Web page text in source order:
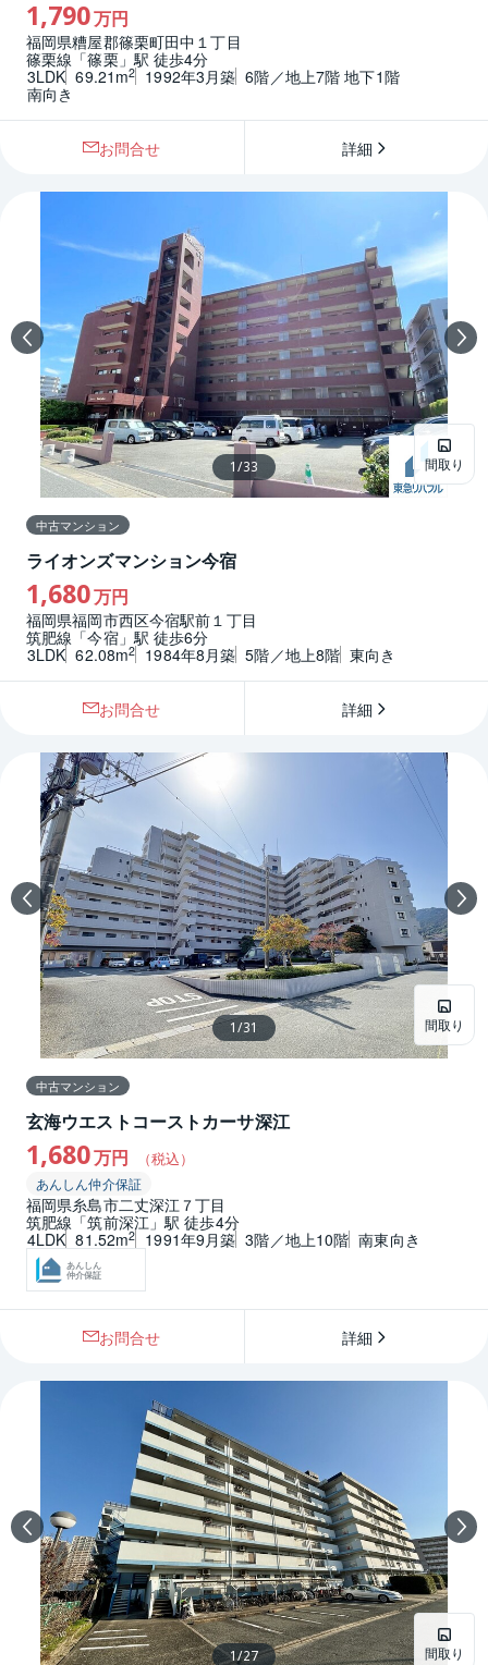
1,790万円
福岡県糟屋郡篠栗町田中１丁目
篠栗線「篠栗」駅 徒歩4分
3LDK 69.21m2 1992年3月築 6階／地上7階 地下1階
南向き
お問合せ 詳細
間取り
1/33
中古マンション
ライオンズマンション今宿
1,680万円
福岡県福岡市西区今宿駅前１丁目
筑肥線「今宿」駅 徒歩6分
3LDK 62.08m2 1984年8月築 5階／地上8階 東向き
お問合せ 詳細
間取り
1/31
中古マンション
玄海ウエストコーストカーサ深江
1,680万円 （税込）
あんしん仲介保証
福岡県糸島市二丈深江７丁目
筑肥線「筑前深江」駅 徒歩4分
4LDK 81.52m2 1991年9月築 3階／地上10階 南東向き
あんしん
仲介保証
お問合せ 詳細
間取り
1/27